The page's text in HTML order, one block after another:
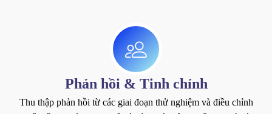
Phản hồi & Tinh chỉnh
Thu thập phản hồi từ các giai đoạn thử nghiệm và điều chỉnh